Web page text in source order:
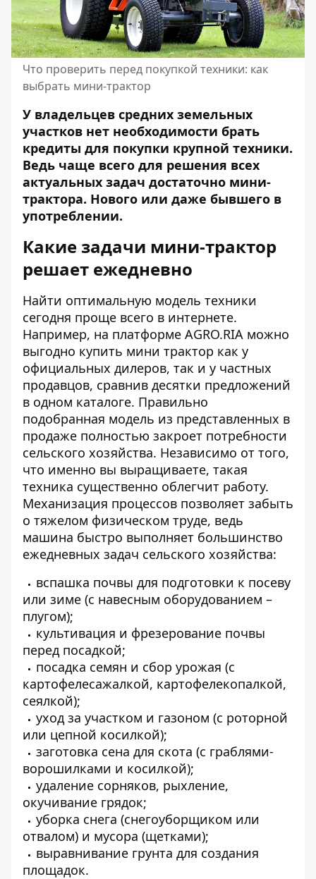
Что проверить перед покупкой техники: как
выбрать мини-трактор
У владельцев средних земельных
участков нет необходимости брать
кредиты для покупки крупной техники.
Ведь чаще всего для решения всех
актуальных задач достаточно мини-
трактора. Нового или даже бывшего в
употреблении.
Какие задачи мини-трактор
решает ежедневно
Найти оптимальную модель техники
сегодня проще всего в интернете.
Например, на платформе AGRO.RIA можно
выгодно купить мини трактор как у
официальных дилеров, так и у частных
продавцов, сравнив десятки предложений
в одном каталоге. Правильно
подобранная модель из представленных в
продаже полностью закроет потребности
сельского хозяйства. Независимо от того,
что именно вы выращиваете, такая
техника существенно облегчит работу.
Механизация процессов позволяет забыть
о тяжелом физическом труде, ведь
машина быстро выполняет большинство
ежедневных задач сельского хозяйства:
вспашка почвы для подготовки к посеву
или зиме (с навесным оборудованием –
плугом);
культивация и фрезерование почвы
перед посадкой;
посадка семян и сбор урожая (с
картофелесажалкой, картофелекопалкой,
сеялкой);
уход за участком и газоном (с роторной
или цепной косилкой);
заготовка сена для скота (с граблями-
ворошилками и косилкой);
удаление сорняков, рыхление,
окучивание грядок;
уборка снега (снегоуборщиком или
отвалом) и мусора (щетками);
выравнивание грунта для создания
площадок.